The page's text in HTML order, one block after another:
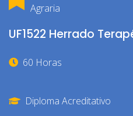
Agraria
UF1522 Herrado
60 Horas
Diploma Acreditativo